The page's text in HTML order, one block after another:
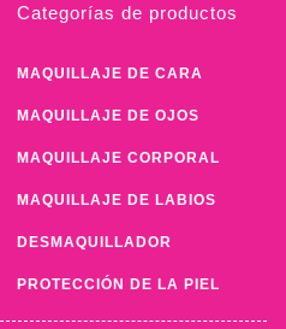
Categorías de productos
MAQUILLAJE DE CARA
MAQUILLAJE DE OJOS
MAQUILLAJE CORPORAL
MAQUILLAJE DE LABIOS
DESMAQUILLADOR
PROTECCIÓN DE LA PIEL